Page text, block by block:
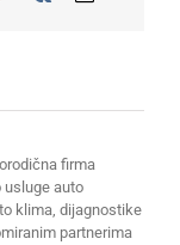
firma
usluge auto
klima, dijagnostike
partnerima